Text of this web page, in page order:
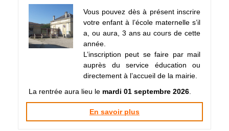
Vous pouvez dès à présent inscrire
votre enfant à l’école maternelle s’il
a, ou aura, 3 ans au cours de cette
année.
L’inscription peut se faire par mail
auprès du service éducation ou
directement à l’accueil de la mairie.
La rentrée aura lieu le mardi 01 septembre 2026
En savoir plus